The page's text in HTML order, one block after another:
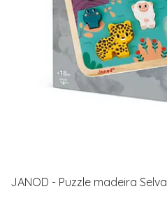
JANOD - Puzzle madeira Selva